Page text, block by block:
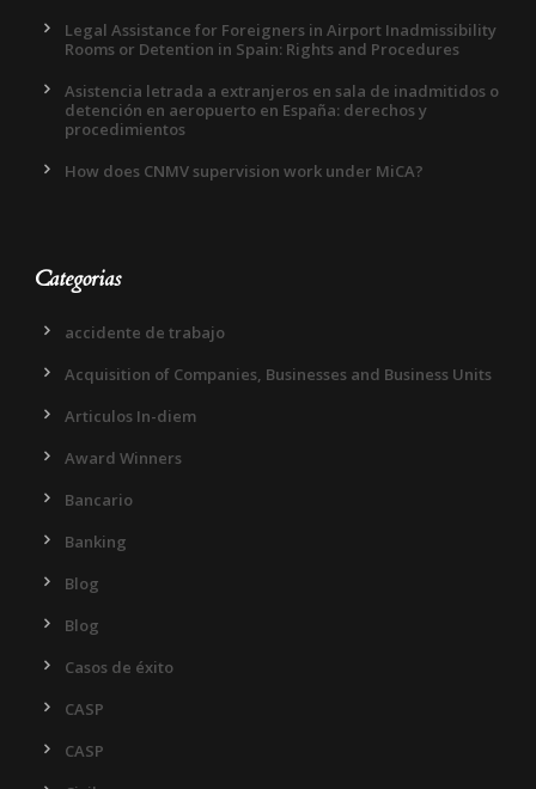
Legal Assistance for Foreigners in Airport Inadmissibility
Rooms or Detention in Spain: Rights and Procedures
Asistencia letrada a extranjeros en sala de inadmitidos o
detención en aeropuerto en España: derechos y
procedimientos
How does CNMV supervision work under MiCA?
Categorias
accidente de trabajo
Acquisition of Companies, Businesses and Business Units
Articulos In-diem
Award Winners
Bancario
Banking
Blog
Blog
Casos de éxito
CASP
CASP